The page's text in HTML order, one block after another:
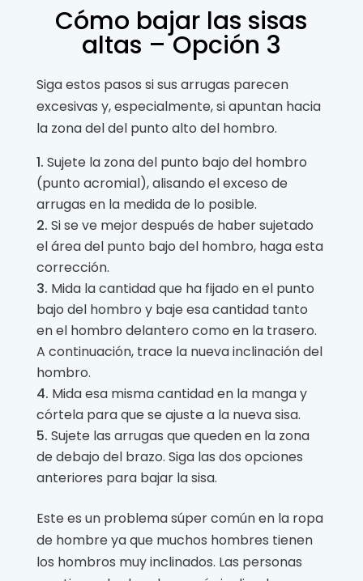
Cómo bajar las sisas
altas – Opción 3
Siga estos pasos si sus arrugas parecen
excesivas y, especialmente, si apuntan hacia
la zona del del punto alto del hombro.
Sujete la zona del punto bajo del hombro
(punto acromial), alisando el exceso de
arrugas en la medida de lo posible.
Si se ve mejor después de haber sujetado
el área del punto bajo del hombro, haga esta
corrección.
Mida la cantidad que ha fijado en el punto
bajo del hombro y baje esa cantidad tanto
en el hombro delantero como en la trasero.
A continuación, trace la nueva inclinación del
hombro.
Mida esa misma cantidad en la manga y
córtela para que se ajuste a la nueva sisa.
Sujete las arrugas que queden en la zona
de debajo del brazo. Siga las dos opciones
anteriores para bajar la sisa.
Este es un problema súper común en la ropa
de hombre ya que muchos hombres tienen
los hombros muy inclinados. Las personas